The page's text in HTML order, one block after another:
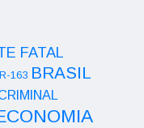
FATAL
163 BRASIL